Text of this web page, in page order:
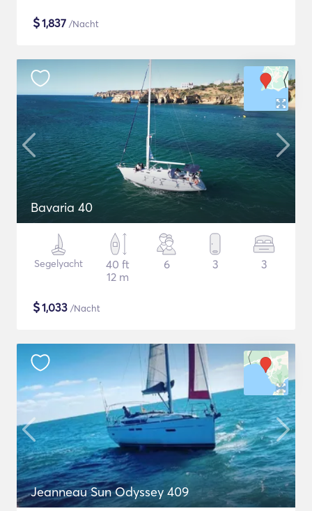
$1,837 /Nacht
Bavaria 40
Segelyacht
40 ft
12 m
6 3 3
$1,033 /Nacht
Jeanneau Sun Odyssey 409